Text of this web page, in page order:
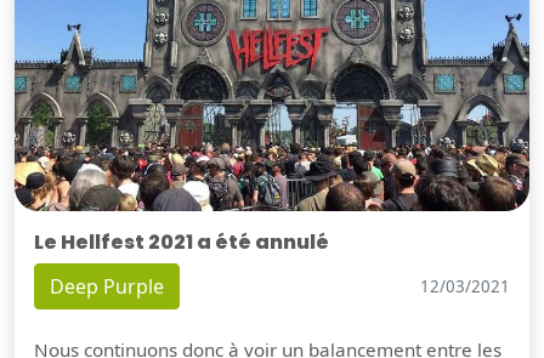
Le Hellfest 2021 a été annulé
Deep Purple 12/03/2021
Nous continuons donc à voir un balancement entre les